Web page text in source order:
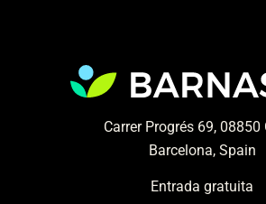
Carrer Progrés 69, 08850
Barcelona, Spain
Entrada gratuita